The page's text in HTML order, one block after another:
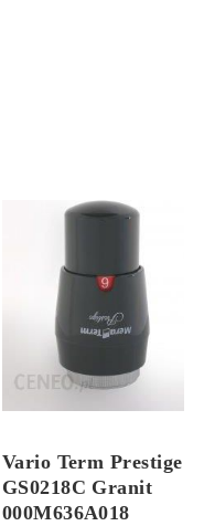
Vario Term Prestige
GS0218C Granit
000M636A018